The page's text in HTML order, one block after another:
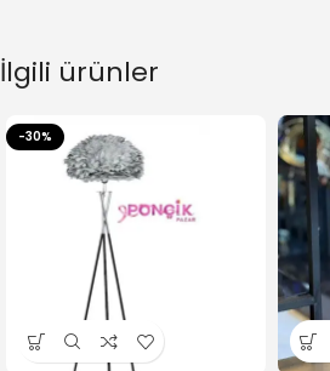
İlgili ürünler
-30%